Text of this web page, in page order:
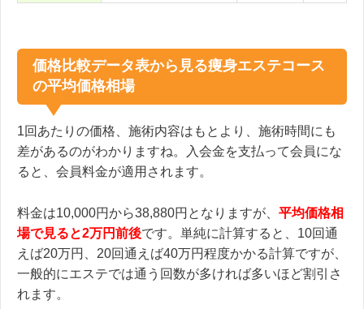
価格比較データ表から見る痩身エステコース
の平均価格相場
1回あたりの価格、施術内容はもとより、施術時間にも
差があるのがわかりますね。入会金を支払って会員にな
ると、会員料金が適用されます。
料金は10,000円から38,880円となりますが、 平均価格相
場で見ると2万円前後です。単純に計算すると、10回通
えば20万円、20回通えば40万円程度かかる計算ですが、
一般的にエステでは通う回数が多ければ多いほど割引さ
れます。